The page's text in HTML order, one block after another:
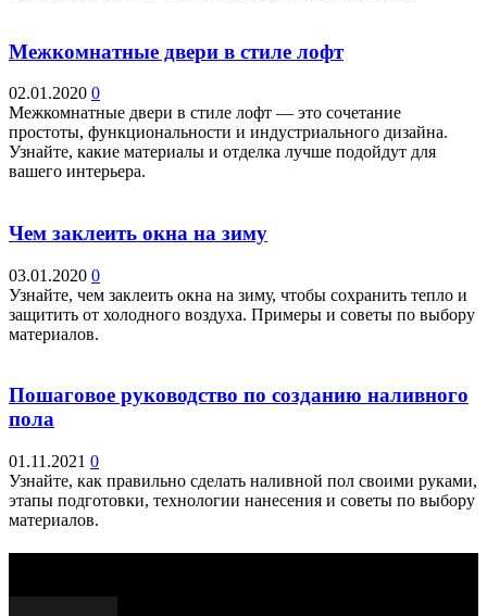
Межкомнатные двери в стиле лофт
02.01.2020 0
Межкомнатные двери в стиле лофт — это сочетание
простоты, функциональности и индустриального дизайна.
Узнайте, какие материалы и отделка лучше подойдут для
вашего интерьера.
Чем заклеить окна на зиму
03.01.2020 0
Узнайте, чем заклеить окна на зиму, чтобы сохранить тепло и
защитить от холодного воздуха. Примеры и советы по выбору
материалов.
Пошаговое руководство по созданию наливного
пола
01.11.2021 0
Узнайте, как правильно сделать наливной пол своими руками,
этапы подготовки, технологии нанесения и советы по выбору
материалов.